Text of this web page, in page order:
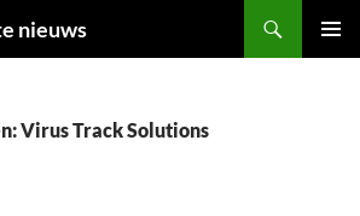
nieuws
Virus Track Solutions